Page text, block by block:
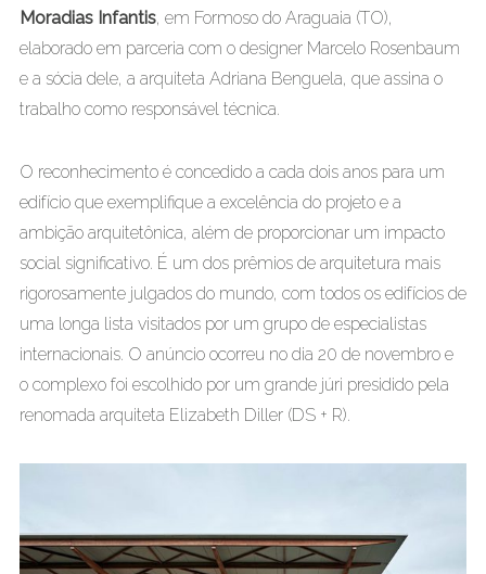
Moradias Infantis, em Formoso do Araguaia (TO),
elaborado em parceria com o designer Marcelo Rosenbaum
e a sócia dele, a arquiteta Adriana Benguela, que assina o
trabalho como responsável técnica.
O reconhecimento é concedido a cada dois anos para um
edifício que exemplifique a excelência do projeto e a
ambição arquitetônica, além de proporcionar um impacto
social significativo. É um dos prêmios de arquitetura mais
rigorosamente julgados do mundo, com todos os edifícios de
uma longa lista visitados por um grupo de especialistas
internacionais. O anúncio ocorreu no dia 20 de novembro e
o complexo foi escolhido por um grande júri presidido pela
renomada arquiteta Elizabeth Diller (DS + R).